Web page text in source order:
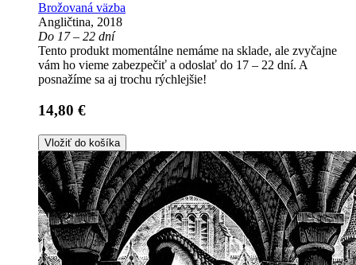
Brožovaná väzba
Angličtina, 2018
Do 17 – 22 dní
Tento produkt momentálne nemáme na sklade, ale zvyčajne
vám ho vieme zabezpečiť a odoslať do 17 – 22 dní. A
posnažíme sa aj trochu rýchlejšie!
14,80 €
Vložiť do košíka